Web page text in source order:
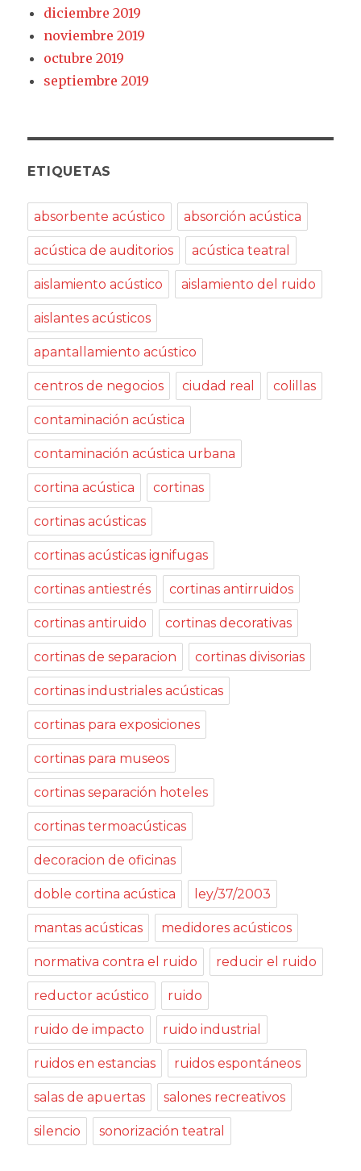
diciembre 2019
noviembre 2019
octubre 2019
septiembre 2019
ETIQUETAS
absorbente acústico absorción acústica
acústica de auditorios acústica teatral
aislamiento acústico aislamiento del ruido
aislantes acústicos
apantallamiento acústico
centros de negocios ciudad real colillas
contaminación acústica
contaminación acústica urbana
cortina acústica cortinas
cortinas acústicas
cortinas acústicas ignifugas
cortinas antiestrés cortinas antirruidos
cortinas antiruido cortinas decorativas
cortinas de separacion cortinas divisorias
cortinas industriales acústicas
cortinas para exposiciones
cortinas para museos
cortinas separación hoteles
cortinas termoacústicas
decoracion de oficinas
doble cortina acústica ley/37/2003
mantas acústicas medidores acústicos
normativa contra el ruido reducir el ruido
reductor acústico ruido
ruido de impacto ruido industrial
ruidos en estancias ruidos espontáneos
salas de apuertas salones recreativos
silencio sonorización teatral